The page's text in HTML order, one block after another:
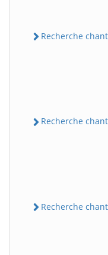
Recherche
Recherche
Recherche